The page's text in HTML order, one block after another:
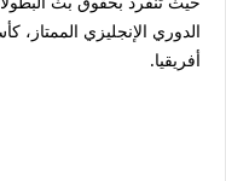
الدوري الإنجليزي الممتاز،
أفريقيا.